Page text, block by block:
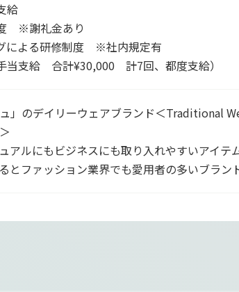
給
※謝礼金あり
による研修制度 ※社内規定有
当支給 合計¥30,000 計7回、都度支給）
ュ」のデイリーウェアブランド＜Traditional
アルにもビジネスにも取り入れやすいアイテ
とファッション業界でも愛用者の多いブラン